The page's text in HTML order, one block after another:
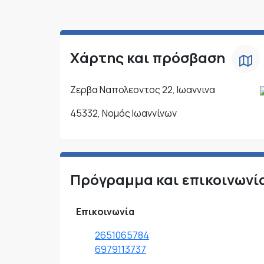
Χάρτης και πρόσβαση
Ζερβα Ναπολεοντος 22, Ιωαννινα
45332, Νομός Ιωαννίνων
Πρόγραμμα και
Επικοινωνία
2651065784
6979113737